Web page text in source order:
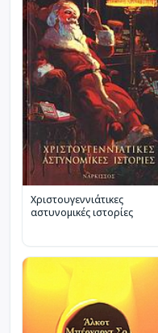
Χριστουγεννιάτικες
αστυνομικές ιστορίες